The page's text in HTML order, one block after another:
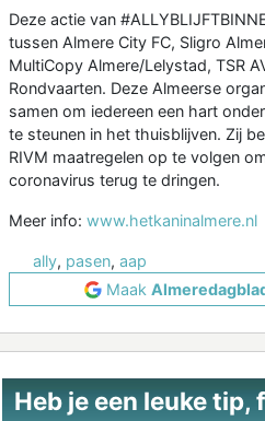
Deze actie van
tussen Almere City FC, Sligro
MultiCopy Almere/Lelystad, TSR
Rondvaarten. Deze Almeerse
samen om iedereen een hart
te steunen in het thuisblijven. Zij
RIVM maatregelen op te volgen
coronavirus terug te dringen.
Meer info: www.hetkaninalmere.nl
ally, pasen, aap
Maak
Heb je een leuke